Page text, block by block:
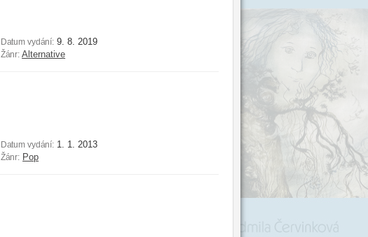
Datum vydání: 9. 8. 2019
Žánr: Alternative
Datum vydání: 1. 1. 2013
Žánr: Pop